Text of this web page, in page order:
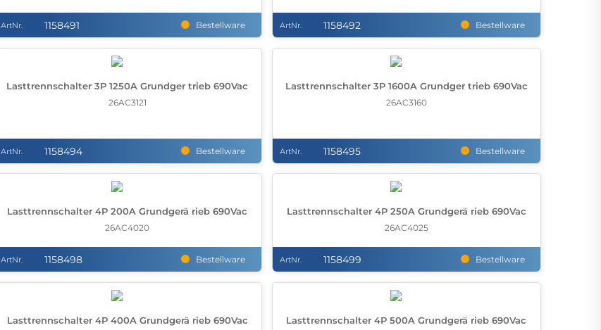
ArtNr. 1158491 Bestellware ArtNr. 1158492 Bestellware
Lasttrennschalter 3P 1250A Grundger trieb 690Vac
26AC3121
ArtNr. 1158494 Bestellware
Lasttrennschalter 3P 1600A Grundger trieb 690Vac
26AC3160
ArtNr. 1158495 Bestellware
Lasttrennschalter 4P 200A Grundgerä rieb 690Vac
26AC4020
ArtNr. 1158498 Bestellware
Lasttrennschalter 4P 250A Grundgerä rieb 690Vac
26AC4025
ArtNr. 1158499 Bestellware
Lasttrennschalter 4P 400A Grundgerä rieb 690Vac Lasttrennschalter 4P 500A Grundgerä rieb 690Vac